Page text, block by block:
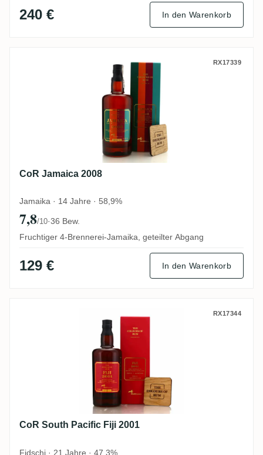
240 € In den Warenkorb
CoR Jamaica 2008 RX17339
CoR Jamaica 2008
Jamaika · 14 Jahre · 58,9%
7,8/10·36 Bew.
Fruchtiger 4-Brennerei-Jamaika, geteilter Abgang
129 € In den Warenkorb
CoR South Pacific Fiji 2001 RX17344
CoR South Pacific Fiji 2001
Fidschi · 21 Jahre · 47,3%